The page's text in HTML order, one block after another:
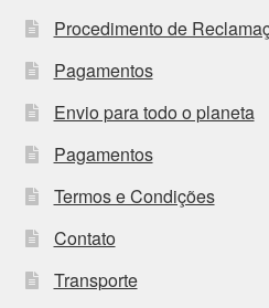
Procedimento de
Pagamentos
Envio para todo o planeta
Pagamentos
Termos e Condições
Contato
Transporte